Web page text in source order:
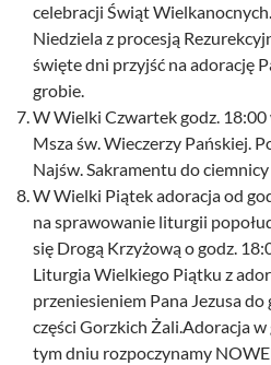
celebracji Świąt
Niedziela z procesją
święte dni przyjść na adorację
grobie.
W Wielki Czwartek godz.
Msza św. Wieczerzy Pańskiej.
Najśw. Sakramentu do
W Wielki Piątek adoracja od
na sprawowanie liturgii
się Drogą Krzyżową o godz.
Liturgia Wielkiego Piątku z
przeniesieniem Pana Jezusa
części Gorzkich Żali.Adoracja
tym dniu rozpoczynamy